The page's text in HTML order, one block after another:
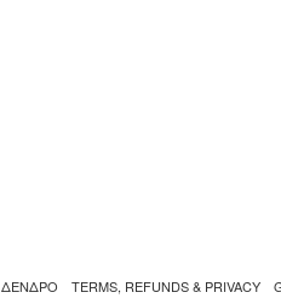
ΔΕΝΔΡΟ TERMS, REFUNDS & PRIVACY